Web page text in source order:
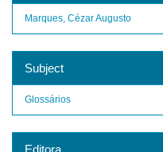
Marques, Cézar Augusto
Subject
Glossários
Editora